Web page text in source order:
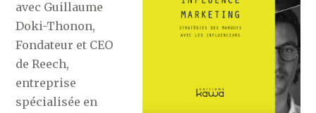
avec Guillaume
Doki-Thonon,
Fondateur et CEO
de Reech,
entreprise
spécialisée en